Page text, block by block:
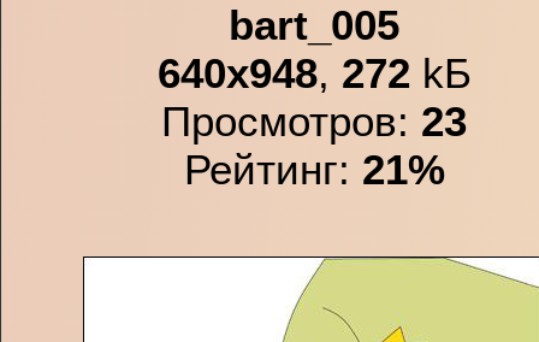
bart_005
640x948, 272 kБ
Просмотров: 23
Рейтинг: 21%